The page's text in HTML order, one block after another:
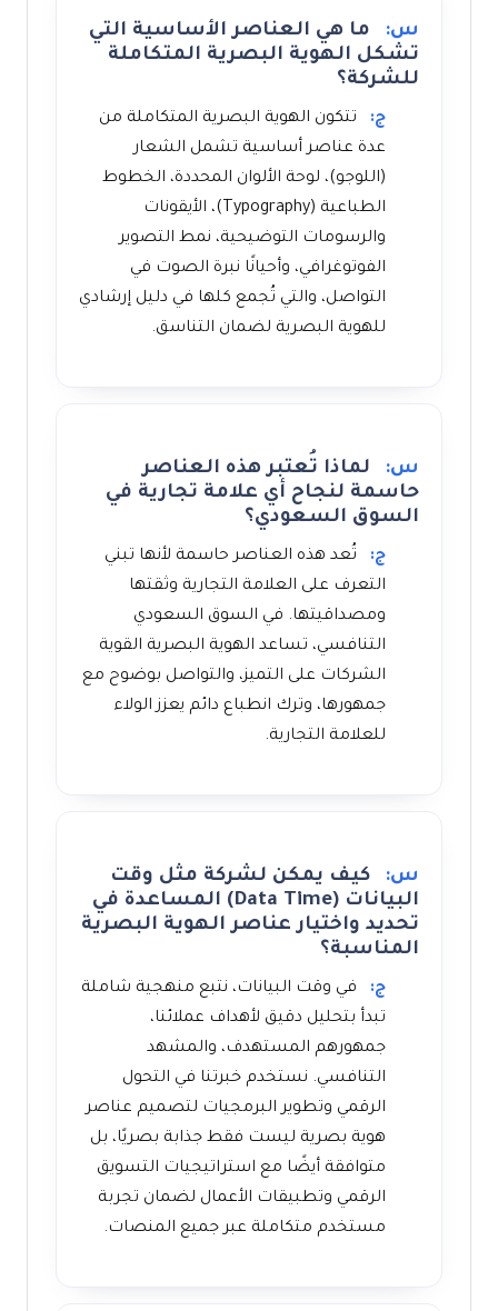
س:
ما هي العناصر الأساسية التي
تشكل الهوية البصرية المتكاملة
للشركة؟
ج:
تتكون الهوية البصرية المتكاملة من
عدة عناصر أساسية تشمل الشعار
(اللوجو)، لوحة الألوان المحددة، الخطوط
الطباعية (Typography)، الأيقونات
والرسومات التوضيحية، نمط التصوير
الفوتوغرافي، وأحيانًا نبرة الصوت في
التواصل، والتي تُجمع كلها في دليل إرشادي
للهوية البصرية لضمان التناسق.
س:
لماذا تُعتبر هذه العناصر
حاسمة لنجاح أي علامة تجارية في
السوق السعودي؟
ج:
تُعد هذه العناصر حاسمة لأنها تبني
التعرف على العلامة التجارية وثقتها
ومصداقيتها. في السوق السعودي
التنافسي، تساعد الهوية البصرية القوية
الشركات على التميز، والتواصل بوضوح مع
جمهورها، وترك انطباع دائم يعزز الولاء
للعلامة التجارية.
س:
كيف يمكن لشركة مثل وقت
البيانات (Data Time) المساعدة في
تحديد واختيار عناصر الهوية البصرية
المناسبة؟
ج:
في وقت البيانات، نتبع منهجية شاملة
تبدأ بتحليل دقيق لأهداف عملائنا،
جمهورهم المستهدف، والمشهد
التنافسي. نستخدم خبرتنا في التحول
الرقمي وتطوير البرمجيات لتصميم عناصر
هوية بصرية ليست فقط جذابة بصريًا، بل
متوافقة أيضًا مع استراتيجيات التسويق
الرقمي وتطبيقات الأعمال لضمان تجربة
مستخدم متكاملة عبر جميع المنصات.